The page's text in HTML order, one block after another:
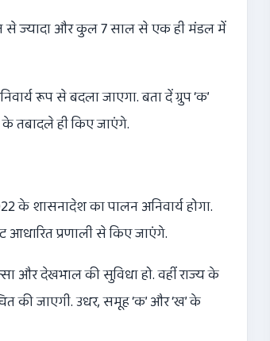
से ज्यादा और कुल 7 साल से एक ही मंडल में
रूप से बदला जाएगा. बता दें ग्रुप ‘क’
के तबादले ही किए जाएंगे.
के शासनादेश का पालन अनिवार्य होगा.
आधारित प्रणाली से किए जाएंगे.
और देखभाल की सुविधा हो. वहीं राज्य के
की जाएगी. उधर, समूह ‘क’ और ‘ख’ के